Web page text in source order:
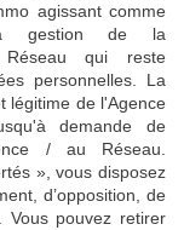
agissant comme
gestion de la
qui reste
personnelles. La
légitime de l'Agence
demande de
/ au Réseau.
», vous disposez
d’opposition, de
Vous pouvez retirer